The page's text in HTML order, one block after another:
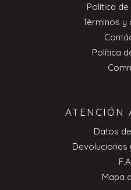
Política
Términos y
Política
ATENCIÓN
Datos
Devoluciones
Mapa